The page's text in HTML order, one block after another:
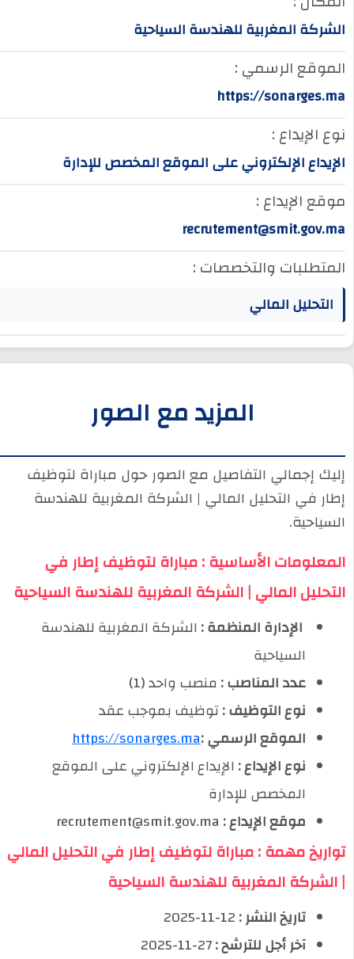
الشركة المغربية للهندسة السياحية
الموقع الرسمي :
https://sonarges.ma
نوع الإيداع :
الإيداع الإلكتروني على الموقع المخصص للإدارة
موقع الإيداع :
recrutement@smit.gov.ma
المتطلبات والتخصصات :
التحليل المالي
المزيد مع الصور
إليك إجمالي التفاصيل مع الصور حول مباراة لتوظيف
إطار في التحليل المالي | الشركة المغربية للهندسة
السياحية.
المعلومات الأساسية : مباراة لتوظيف إطار في
التحليل المالي | الشركة المغربية للهندسة السياحية
️ الإدارة المنظمة :الشركة المغربية للهندسة
السياحية
عدد المناصب :منصب واحد (1)
نوع التوظيف :توظيف بموجب عقد
الموقع الرسمي :https://sonarges.ma
نوع الإيداع :الإيداع الإلكتروني على الموقع
المخصص للإدارة
موقع الإيداع :recrutement@smit.gov.ma
تواريخ مهمة : مباراة لتوظيف إطار في التحليل المالي
| الشركة المغربية للهندسة السياحية
تاريخ النشر :12-11-2025
آخر أجل للترشح :27-11-2025